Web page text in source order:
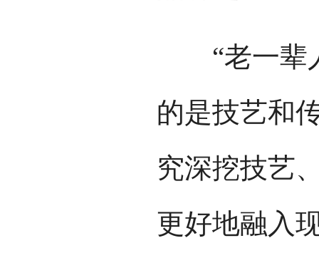
“老一辈人
的是技艺和
究深挖技艺
更好地融入